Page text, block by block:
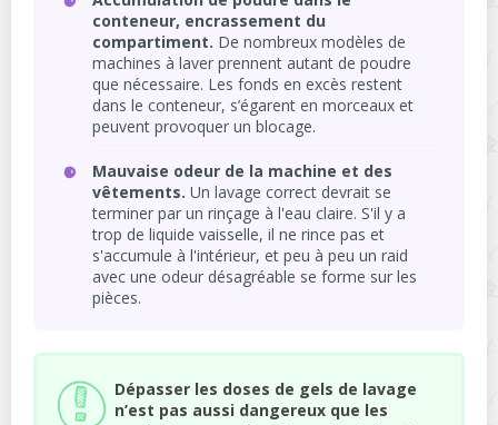
conteneur, encrassement du
compartiment. De nombreux modèles de
machines à laver prennent autant de poudre
que nécessaire. Les fonds en excès restent
dans le conteneur, s’égarent en morceaux et
peuvent provoquer un blocage.
Mauvaise odeur de la machine et des
vêtements. Un lavage correct devrait se
terminer par un rinçage à l'eau claire. S'il y a
trop de liquide vaisselle, il ne rince pas et
s'accumule à l'intérieur, et peu à peu un raid
avec une odeur désagréable se forme sur les
pièces.
Dépasser les doses de gels de lavage
n’est pas aussi dangereux que les